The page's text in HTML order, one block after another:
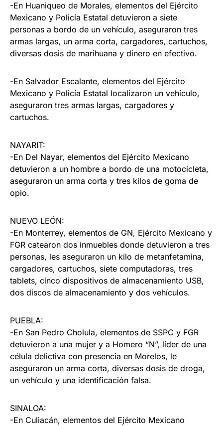
-En Huaniqueo de Morales, elementos del Ejército
Mexicano y Policía Estatal detuvieron a siete
personas a bordo de un vehículo, aseguraron tres
armas largas, un arma corta, cargadores, cartuchos,
diversas dosis de marihuana y dinero en efectivo.
-En Salvador Escalante, elementos del Ejército
Mexicano y Policía Estatal localizaron un vehículo,
aseguraron tres armas largas, cargadores y
cartuchos.
NAYARIT:
-En Del Nayar, elementos del Ejército Mexicano
detuvieron a un hombre a bordo de una motocicleta,
aseguraron un arma corta y tres kilos de goma de
opio.
NUEVO LEÓN:
-En Monterrey, elementos de GN, Ejército Mexicano y
FGR catearon dos inmuebles donde detuvieron a tres
personas, les aseguraron un kilo de metanfetamina,
cargadores, cartuchos, siete computadoras, tres
tablets, cinco dispositivos de almacenamiento USB,
dos discos de almacenamiento y dos vehículos.
PUEBLA:
-En San Pedro Cholula, elementos de SSPC y FGR
detuvieron a una mujer y a Homero “N”, líder de una
célula delictiva con presencia en Morelos, le
aseguraron un arma corta, diversas dosis de droga,
un vehículo y una identificación falsa.
SINALOA:
-En Culiacán, elementos del Ejército Mexicano